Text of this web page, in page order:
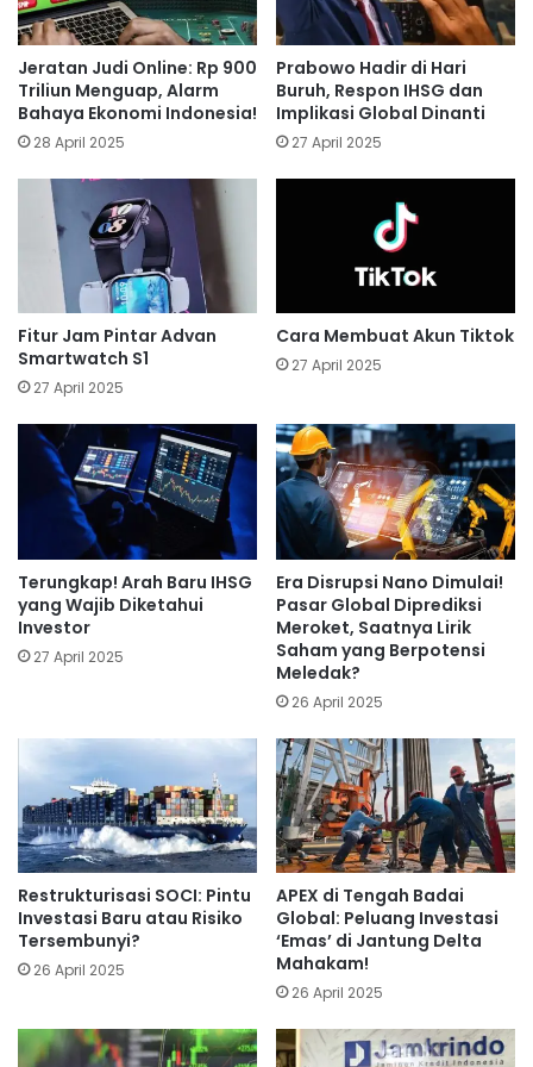
Jeratan Judi Online: Rp 900
Triliun Menguap, Alarm
Bahaya Ekonomi Indonesia!
28 April 2025
Prabowo Hadir di Hari
Buruh, Respon IHSG dan
Implikasi Global Dinanti
27 April 2025
Fitur Jam Pintar Advan
Smartwatch S1
27 April 2025
Cara Membuat Akun Tiktok
27 April 2025
Terungkap! Arah Baru IHSG
yang Wajib Diketahui
Investor
27 April 2025
Era Disrupsi Nano Dimulai!
Pasar Global Diprediksi
Meroket, Saatnya Lirik
Saham yang Berpotensi
Meledak?
26 April 2025
Restrukturisasi SOCI: Pintu
Investasi Baru atau Risiko
Tersembunyi?
26 April 2025
APEX di Tengah Badai
Global: Peluang Investasi
‘Emas’ di Jantung Delta
Mahakam!
26 April 2025